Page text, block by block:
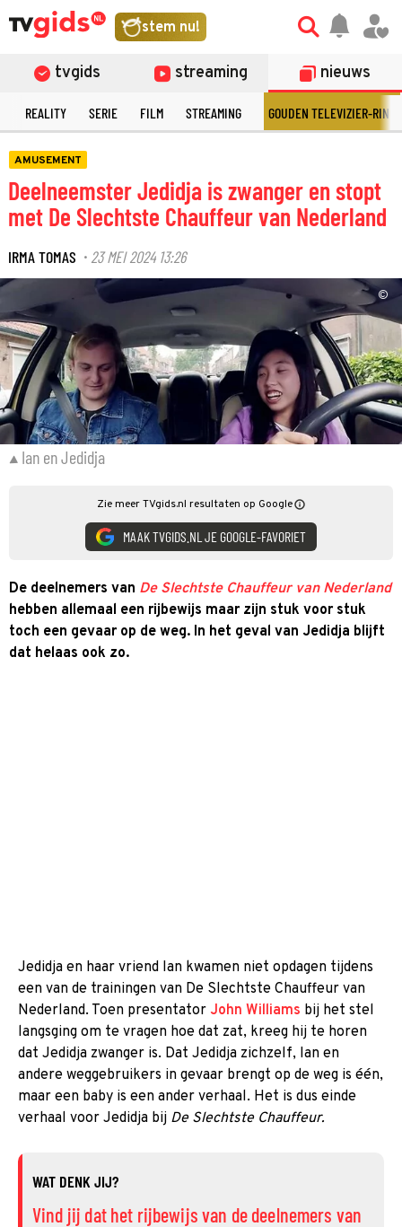
stem nu!
tvgids streaming nieuws
REALITY SERIE FILM STREAMING GOUDEN TELEVIZIER-RING
AMUSEMENT
Deelneemster Jedidja is zwanger en stopt
met De Slechtste Chauffeur van Nederland
IRMA TOMAS · 23 MEI 2024 13:26
©
Ian en Jedidja
Zie meer TVgids.nl resultaten op Google
MAAK TVGIDS.NL JE GOOGLE-FAVORIET
De deelnemers van De Slechtste Chauffeur van Nederland
hebben allemaal een rijbewijs maar zijn stuk voor stuk
toch een gevaar op de weg. In het geval van Jedidja blijft
dat helaas ook zo.
Jedidja en haar vriend Ian kwamen niet opdagen tijdens
een van de trainingen van De Slechtste Chauffeur van
Nederland. Toen presentator John Williams bij het stel
langsging om te vragen hoe dat zat, kreeg hij te horen
dat Jedidja zwanger is. Dat Jedidja zichzelf, Ian en
andere weggebruikers in gevaar brengt op de weg is één,
maar een baby is een ander verhaal. Het is dus einde
verhaal voor Jedidja bij De Slechtste Chauffeur.
WAT DENK JIJ?
Vind jij dat het rijbewijs van de deelnemers van